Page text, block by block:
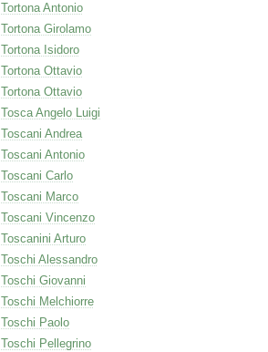
Tortona Antonio
Tortona Girolamo
Tortona Isidoro
Tortona Ottavio
Tortona Ottavio
Tosca Angelo Luigi
Toscani Andrea
Toscani Antonio
Toscani Carlo
Toscani Marco
Toscani Vincenzo
Toscanini Arturo
Toschi Alessandro
Toschi Giovanni
Toschi Melchiorre
Toschi Paolo
Toschi Pellegrino